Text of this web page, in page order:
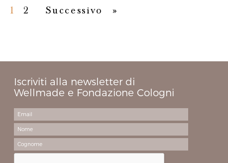
Previous
1 2 Successivo Next
»
Iscriviti alla newsletter di
Wellmade e Fondazione Cologni